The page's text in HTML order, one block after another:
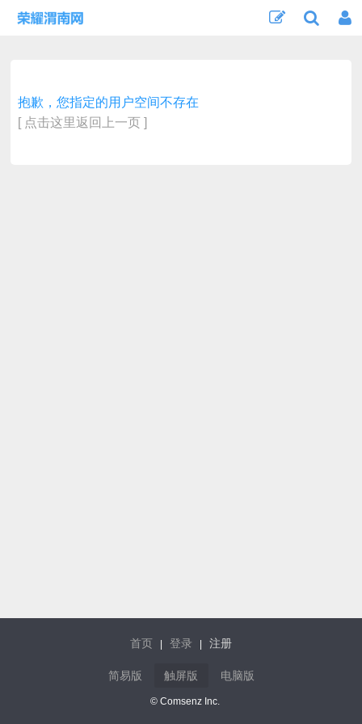
抱歉，您指定的用户空间不存在
[ 点击这里返回上一页 ]
首页 登录 注册
简易版 触屏版 电脑版
© Comsenz Inc.